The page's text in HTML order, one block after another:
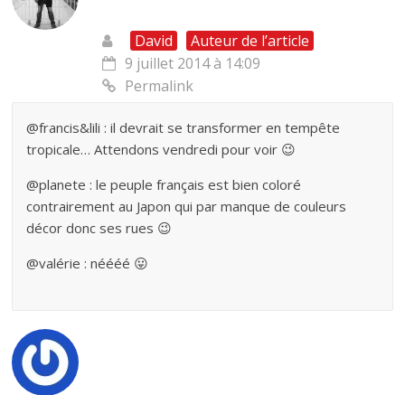
David
Auteur de l’article
9 juillet 2014 à 14:09
Permalink
@francis&lili : il devrait se transformer en tempête
tropicale… Attendons vendredi pour voir 😉
@planete : le peuple français est bien coloré
contrairement au Japon qui par manque de couleurs
décor donc ses rues 😉
@valérie : néééé 😛